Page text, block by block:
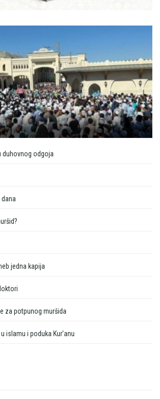
duhovnog odgoja
jedna kapija
za potpunog muršida
islamu i poduka Kur’anu